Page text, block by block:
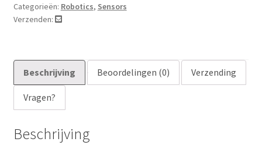
Categorieën: Robotics, Sensors
Verzenden:
Beschrijving Beoordelingen (0) Verzending
Vragen?
Beschrijving